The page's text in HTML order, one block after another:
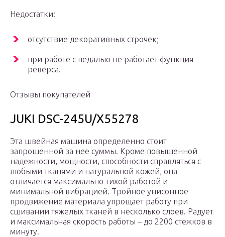
Недостатки:
отсутствие декоративных строчек;
при работе с педалью не работает функция
реверса.
Отзывы покупателей
JUKI DSC-245U/X55278
Эта швейная машина определенно стоит
запрошенной за нее суммы. Кроме повышенной
надежности, мощности, способности справляться с
любыми тканями и натуральной кожей, она
отличается максимально тихой работой и
минимальной вибрацией. Тройное унисонное
продвижение материала упрощает работу при
сшивании тяжелых тканей в несколько слоев. Радует
и максимальная скорость работы – до 2200 стежков в
минуту.